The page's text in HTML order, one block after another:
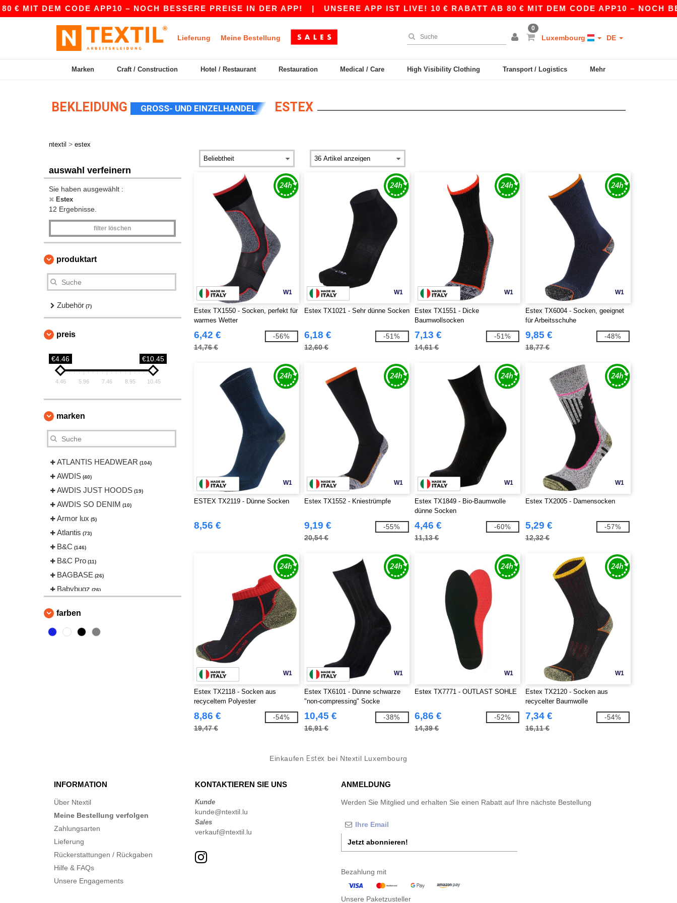
DEM CODE APP10 – NOCH BESSERE PREISE IN DER APP!| UNSERE APP IST LIVE! 10 € RABATT AB 80 € MIT DEM CODE APP10 – NOCH
Lieferung Meine Bestellung
0
Luxembourg DE
Marken Craft / Construction Hotel / Restaurant Restauration Medical / Care High Visibility Clothing Transport / Logistics Mehr
BEKLEIDUNG GROSS- UND EINZELHANDEL ESTEX
ntextil > estex
auswahl verfeinern
Sie haben ausgewählt :
Estex
12 Ergebnisse.
filter löschen
produktart
Zubehör (7)
preis
€4.46 €10.45
4.46 5.96 7.46 8.95 10.45
marken
ATLANTIS HEADWEAR (104)
AWDIS (40)
AWDIS JUST HOODS (19)
AWDIS SO DENIM (10)
Armor lux (5)
Atlantis (73)
B&C (146)
B&C Pro (11)
BAGBASE (26)
Babybugz (26)
Beechfield
Bella+Canvas
Flexfit (140)
Front row (20)
Fruit of the Loom
Gildan
farben
W1
Estex TX1550 - Socken, perfekt für
warmes Wetter
6,42 €
14,76 €
-56%
W1
Estex TX1021 - Sehr dünne Socken
6,18 €
12,60 €
-51%
W1
Estex TX1551 - Dicke
Baumwollsocken
7,13 €
14,61 €
-51%
W1
Estex TX6004 - Socken, geeignet
für Arbeitsschuhe
9,85 €
18,77 €
-48%
W1
ESTEX TX2119 - Dünne Socken
8,56 €
W1
Estex TX1552 - Kniestrümpfe
9,19 €
20,54 €
-55%
W1
Estex TX1849 - Bio-Baumwolle
dünne Socken
4,46 €
11,13 €
-60%
W1
Estex TX2005 - Damensocken
5,29 €
12,32 €
-57%
W1
Estex TX2118 - Socken aus
recyceltem Polyester
8,86 €
19,47 €
-54%
W1
Estex TX6101 - Dünne schwarze
"non-compressing" Socke
10,45 €
16,91 €
-38%
W1
Estex TX7771 - OUTLAST SOHLE
6,86 €
14,39 €
-52%
W1
Estex TX2120 - Socken aus
recycelter Baumwolle
7,34 €
16,11 €
-54%
Einkaufen Estex bei Ntextil Luxembourg
INFORMATION
Über Ntextil
Meine Bestellung verfolgen
Zahlungsarten
Lieferung
Rückerstattungen / Rückgaben
Hilfe & FAQs
Unsere Engagements
KONTAKTIEREN SIE UNS
Kunde
kunde@ntextil.lu
Sales
verkauf@ntextil.lu
ANMELDUNG
Werden Sie Mitglied und erhalten Sie einen Rabatt auf Ihre nächste Bestellung
Jetzt abonnieren!
Bezahlung mit
Unsere Paketzusteller